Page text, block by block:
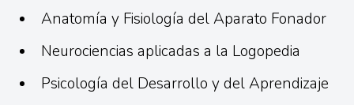
Anatomía y Fisiología del Aparato Fonador
Neurociencias aplicadas a la Logopedia
Psicología del Desarrollo y del Aprendizaje